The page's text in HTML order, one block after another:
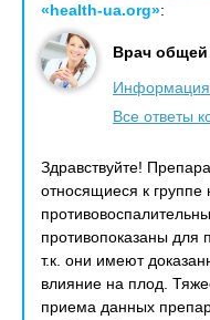
«health-ua.org»:
Врач общей
Информация
Все ответы
Здравствуйте!
относящиеся к группе
противопоказаны для
т.к. они имеют
влияние на плод.
приема данных